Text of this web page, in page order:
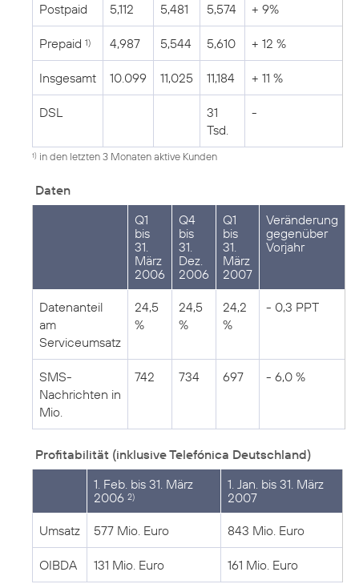
Postpaid 5,112 5,481 5,574 + 9%
Prepaid 1) 4,987 5,544 5,610 + 12 %
Insgesamt 10.099 11,025 11,184 + 11 %
DSL
31
Tsd.
-
1) in den letzten 3 Monaten aktive Kunden
Daten
Q1
bis
31.
März
2006
Q4
bis
31.
Dez.
2006
Q1
bis
31.
März
2007
Veränderung
gegenüber
Vorjahr
Datenanteil
am
Serviceumsatz
24,5
%
24,5
%
24,2
%
- 0,3 PPT
SMS-
Nachrichten in
Mio.
742 734 697 - 6,0 %
Profitabilität (inklusive Telefónica Deutschland)
1. Feb. bis 31. März
2006 2)
1. Jan. bis 31. März
2007
Umsatz 577 Mio. Euro 843 Mio. Euro
OIBDA 131 Mio. Euro 161 Mio. Euro